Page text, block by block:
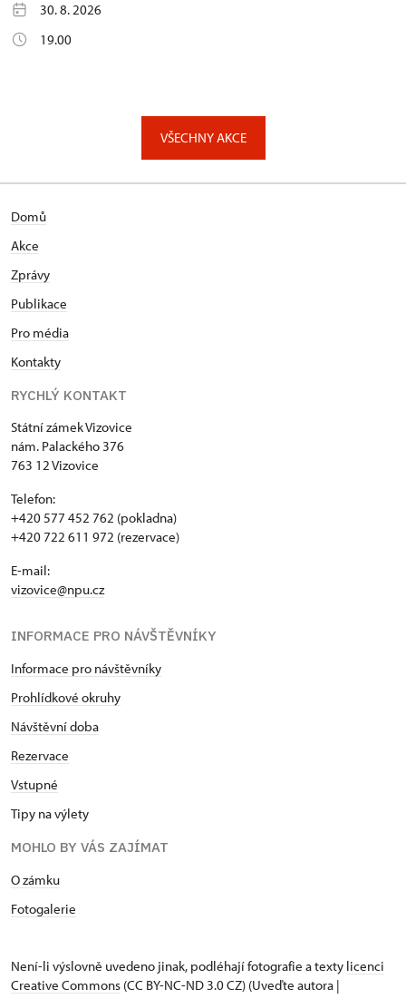
30. 8. 2026
19.00
VŠECHNY AKCE
Domů
Akce
Zprávy
Publikace
Pro média
Kontakty
RYCHLÝ KONTAKT
Státní zámek Vizovice
nám. Palackého 376
763 12 Vizovice
Telefon:
+420 577 452 762 (pokladna)
+420 722 611 972 (rezervace)
E-mail:
vizovice@npu.cz
INFORMACE PRO NÁVŠTĚVNÍKY
Informace pro návštěvníky
Prohlídkové okruhy
Návštěvní doba
Rezervace
Vstupné
Tipy na výlety
MOHLO BY VÁS ZAJÍMAT
O zámku
Fotogalerie
Není-li výslovně uvedeno jinak, podléhají fotografie a texty licenci
Creative Commons (CC BY-NC-ND 3.0 CZ) (Uveďte autora |